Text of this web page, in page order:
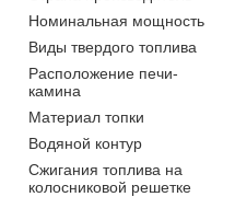
Номинальная мощность
Виды твердого топлива
Расположение печи-
камина
Материал топки
Водяной контур
Сжигания топлива на
колосниковой решетке